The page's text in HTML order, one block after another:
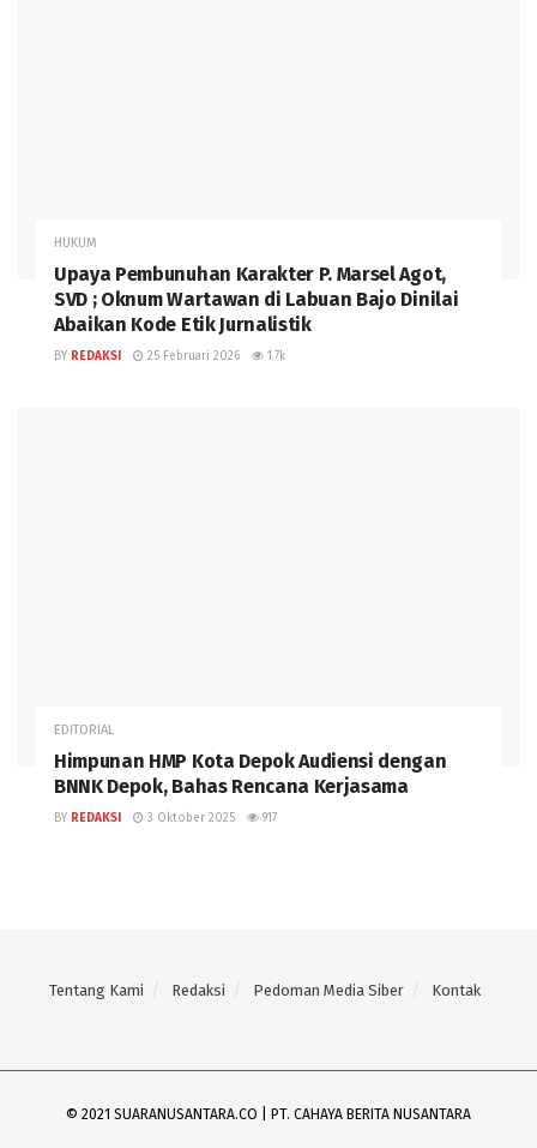
HUKUM
Upaya Pembunuhan Karakter P. Marsel Agot,
SVD ; Oknum Wartawan di Labuan Bajo Dinilai
Abaikan Kode Etik Jurnalistik
BY REDAKSI 25 Februari 2026 1.7k
EDITORIAL
Himpunan HMP Kota Depok Audiensi dengan
BNNK Depok, Bahas Rencana Kerjasama
BY REDAKSI 3 Oktober 2025 917
Tentang Kami Redaksi Pedoman Media Siber Kontak
© 2021 SUARANUSANTARA.CO | PT. CAHAYA BERITA NUSANTARA